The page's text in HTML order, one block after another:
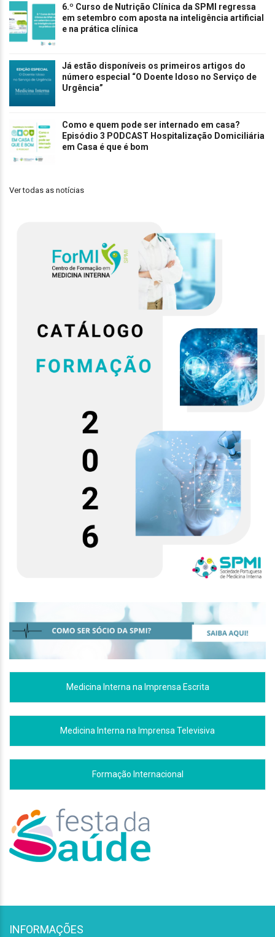
6.º Curso de Nutrição Clínica da SPMI regressa
em setembro com aposta na inteligência artificial
e na prática clínica
Já estão disponíveis os primeiros artigos do
número especial “O Doente Idoso no Serviço de
Urgência”
Como e quem pode ser internado em casa?
Episódio 3 PODCAST Hospitalização Domiciliária
em Casa é que é bom
Ver todas as notícias
Medicina Interna na Imprensa Escrita
Medicina Interna na Imprensa Televisiva
Formação Internacional
INFORMAÇÕES